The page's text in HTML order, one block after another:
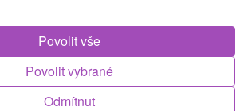
Chopok **** se nachází v
Dolině, na úpatí Chopku, v blízkosti
střediska Jasná. V...
Odmítnut
Povolit vybrané
Povolit vše